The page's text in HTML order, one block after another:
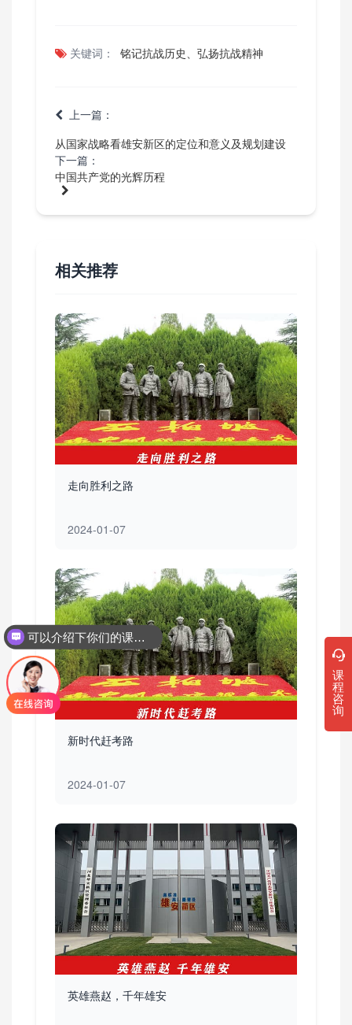
关键词： 铭记抗战历史、弘扬抗战精神
上一篇：
从国家战略看雄安新区的定位和意义及规划建设
下一篇：
中国共产党的光辉历程
相关推荐
走向胜利之路
2024-01-07
新时代赶考路
2024-01-07
英雄燕赵，千年雄安
课
程
咨
询